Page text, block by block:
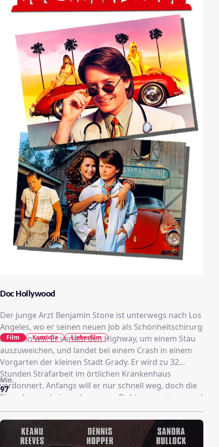
einen elektrischen Stuhl schnallt und droht, ihn zu
töten. Damit ist Frank rehabilitiert und kann das
Gefängnis nach Ablauf seiner Strafe verlassen.
Doc Hollywood
Der junge Arzt Benjamin Stone ist unterwegs nach Los
Angeles, wo er seinen neuen Job als Schönheitschirurg
antreten will. Er verläßt den Highway, um einem Stau
auszuweichen, und landet bei einem Crash in einem
Vorgarten der kleinen Stadt Grady. Er wird zu 32
Stunden Strafarbeit im örtlichen Krankenhaus
verdonnert. Anfangs will er nur schnell weg, doch die
Einwohner scheinen den neuen Doktor zu mögen, und
dann ist da noch die hübsche Krankenwagenfahrerin
Lou.
97
Min.
Film Komödie Liebesfilm